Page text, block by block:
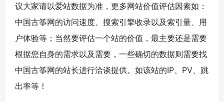
议大家请以爱站数据为准，更多网站价值评估因素如：
中国古筝网的访问速度、搜索引擎收录以及索引量、用
户体验等；当然要评估一个站的价值，最主要还是需要
根据您自身的需求以及需要，一些确切的数据则需要找
中国古筝网的站长进行洽谈提供。如该站的IP、PV、跳
出率等！